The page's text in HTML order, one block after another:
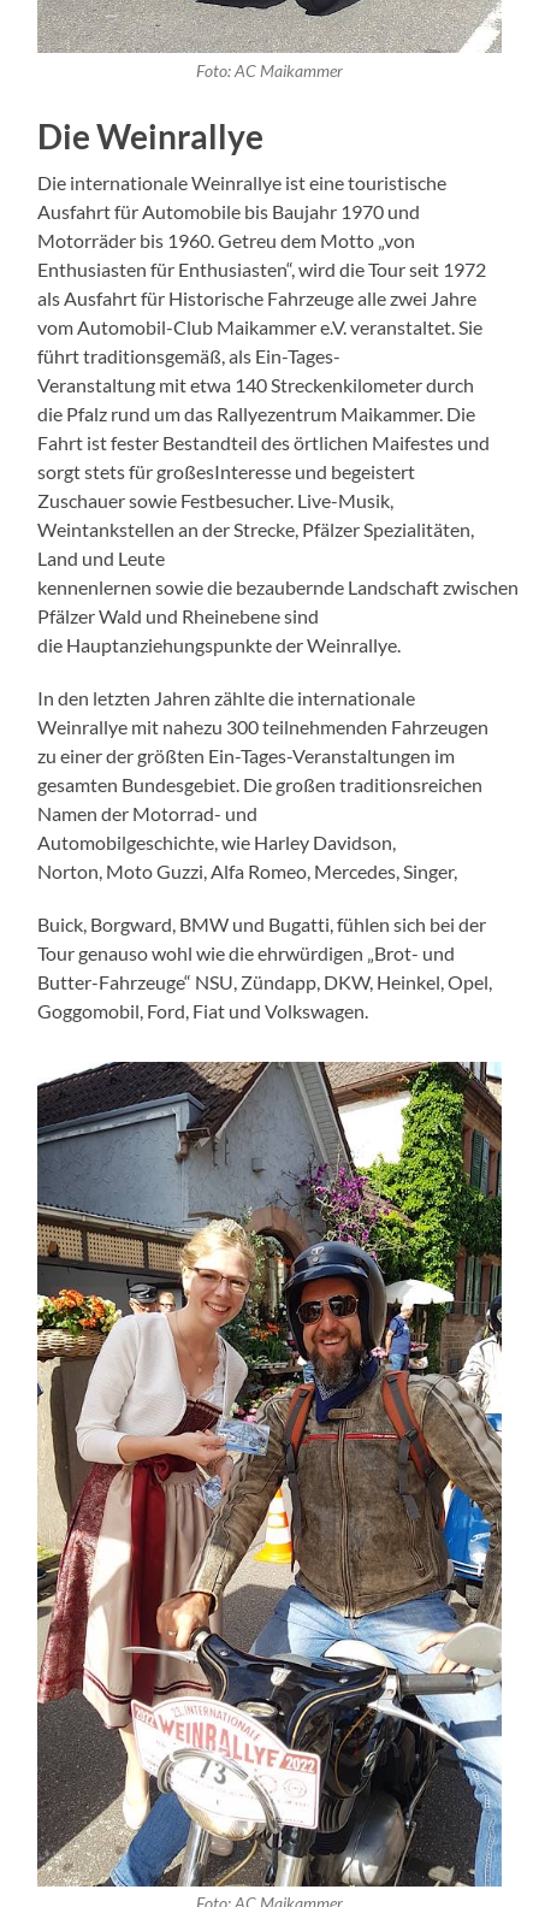
Foto: AC Maikammer
Die Weinrallye
Die internationale Weinrallye ist eine touristische
Ausfahrt für Automobile bis Baujahr 1970 und
Motorräder bis 1960. Getreu dem Motto „von
Enthusiasten für Enthusiasten“, wird die Tour seit 1972
als Ausfahrt für Historische Fahrzeuge alle zwei Jahre
vom Automobil-Club Maikammer e.V. veranstaltet. Sie
führt traditionsgemäß, als Ein-Tages-
Veranstaltung mit etwa 140 Streckenkilometer durch
die Pfalz rund um das Rallyezentrum Maikammer. Die
Fahrt ist fester Bestandteil des örtlichen Maifestes und
sorgt stets für großesInteresse und begeistert
Zuschauer sowie Festbesucher. Live-Musik,
Weintankstellen an der Strecke, Pfälzer Spezialitäten,
Land und Leute
kennenlernen sowie die bezaubernde Landschaft zwischen
Pfälzer Wald und Rheinebene sind
die Hauptanziehungspunkte der Weinrallye.
In den letzten Jahren zählte die internationale
Weinrallye mit nahezu 300 teilnehmenden Fahrzeugen
zu einer der größten Ein-Tages-Veranstaltungen im
gesamten Bundesgebiet. Die großen traditionsreichen
Namen der Motorrad- und
Automobilgeschichte, wie Harley Davidson,
Norton, Moto Guzzi, Alfa Romeo, Mercedes, Singer,
Buick, Borgward, BMW und Bugatti, fühlen sich bei der
Tour genauso wohl wie die ehrwürdigen „Brot- und
Butter-Fahrzeuge“ NSU, Zündapp, DKW, Heinkel, Opel,
Goggomobil, Ford, Fiat und Volkswagen.